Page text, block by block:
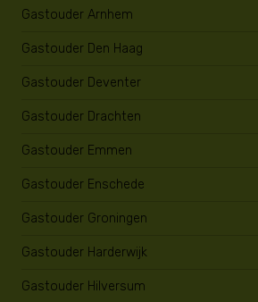
Gastouder Arnhem
Gastouder Den Haag
Gastouder Deventer
Gastouder Drachten
Gastouder Emmen
Gastouder Enschede
Gastouder Groningen
Gastouder Harderwijk
Gastouder Hilversum